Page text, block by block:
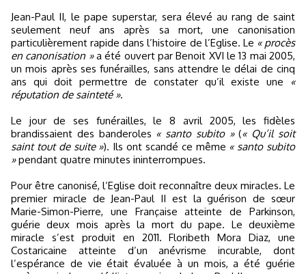
Jean-Paul II, le pape superstar, sera élevé au rang de saint
seulement neuf ans après sa mort, une canonisation
particulièrement rapide dans l’histoire de l’Eglise. Le « procès
en canonisation »a été ouvert par Benoit XVI le 13 mai 2005,
un mois après ses funérailles, sans attendre le délai de cinq
ans qui doit permettre de constater qu’il existe une
«
réputation de sainteté ».
Le jour de ses funérailles, le 8 avril 2005, les fidèles
brandissaient des banderoles « santo subito »(« Qu’il soit
saint tout de suite »). Ils ont scandé ce même « santo subito
»pendant quatre minutes ininterrompues.
Pour être canonisé, l’Eglise doit reconnaître deux miracles. Le
premier miracle de Jean-Paul II est la guérison de sœur
Marie-Simon-Pierre, une Française atteinte de Parkinson,
guérie deux mois après la mort du pape. Le deuxième
miracle s’est produit en 2011. Floribeth Mora Diaz, une
Costaricaine atteinte d’un anévrisme incurable, dont
l’espérance de vie était évaluée à un mois, a été guérie